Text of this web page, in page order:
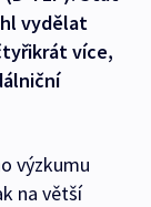
vydělat
více,
výzkumu
na větší